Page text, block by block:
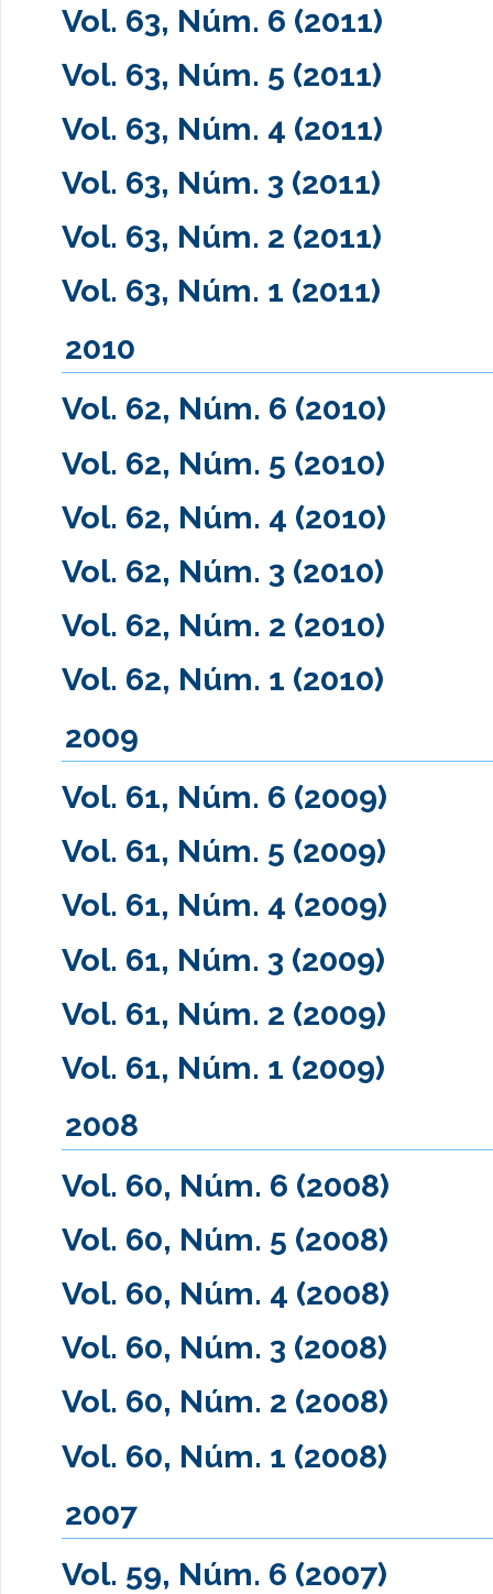
Vol. 63, Núm. 6 (2011)
Vol. 63, Núm. 5 (2011)
Vol. 63, Núm. 4 (2011)
Vol. 63, Núm. 3 (2011)
Vol. 63, Núm. 2 (2011)
Vol. 63, Núm. 1 (2011)
2010
Vol. 62, Núm. 6 (2010)
Vol. 62, Núm. 5 (2010)
Vol. 62, Núm. 4 (2010)
Vol. 62, Núm. 3 (2010)
Vol. 62, Núm. 2 (2010)
Vol. 62, Núm. 1 (2010)
2009
Vol. 61, Núm. 6 (2009)
Vol. 61, Núm. 5 (2009)
Vol. 61, Núm. 4 (2009)
Vol. 61, Núm. 3 (2009)
Vol. 61, Núm. 2 (2009)
Vol. 61, Núm. 1 (2009)
2008
Vol. 60, Núm. 6 (2008)
Vol. 60, Núm. 5 (2008)
Vol. 60, Núm. 4 (2008)
Vol. 60, Núm. 3 (2008)
Vol. 60, Núm. 2 (2008)
Vol. 60, Núm. 1 (2008)
2007
Vol. 59, Núm. 6 (2007)